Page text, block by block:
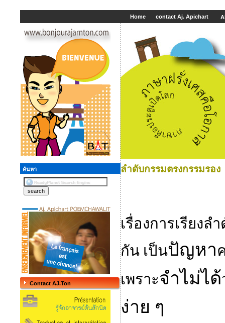
Home contact Aj. Apichart
ค้นหา
Contact AJ.Ton
ลำดับกรรมตรงกรรมรอง
เรื่องการเรียง
กัน เป็นปัญหา
เพราะจำไม่ได้
ง่าย ๆ